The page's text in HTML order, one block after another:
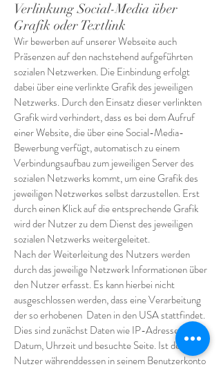
Verlinkung Social-Media über
Grafik oder Textlink
Wir bewerben auf unserer Webseite auch
Präsenzen auf den nachstehend aufgeführten
sozialen Netzwerken. Die Einbindung erfolgt
dabei über eine verlinkte Grafik des jeweiligen
Netzwerks. Durch den Einsatz dieser verlinkten
Grafik wird verhindert, dass es bei dem Aufruf
einer Website, die über eine Social-Media-
Bewerbung verfügt, automatisch zu einem
Verbindungsaufbau zum jeweiligen Server des
sozialen Netzwerks kommt, um eine Grafik des
jeweiligen Netzwerkes selbst darzustellen. Erst
durch einen Klick auf die entsprechende Grafik
wird der Nutzer zu dem Dienst des jeweiligen
sozialen Netzwerks weitergeleitet.
Nach der Weiterleitung des Nutzers werden
durch das jeweilige Netzwerk Informationen über
den Nutzer erfasst. Es kann hierbei nicht
ausgeschlossen werden, dass eine Verarbeitung
der so erhobenen Daten in den USA stattfindet.
Dies sind zunächst Daten wie IP-Adresse,
Datum, Uhrzeit und besuchte Seite. Ist der
Nutzer währenddessen in seinem Benutzerkonto